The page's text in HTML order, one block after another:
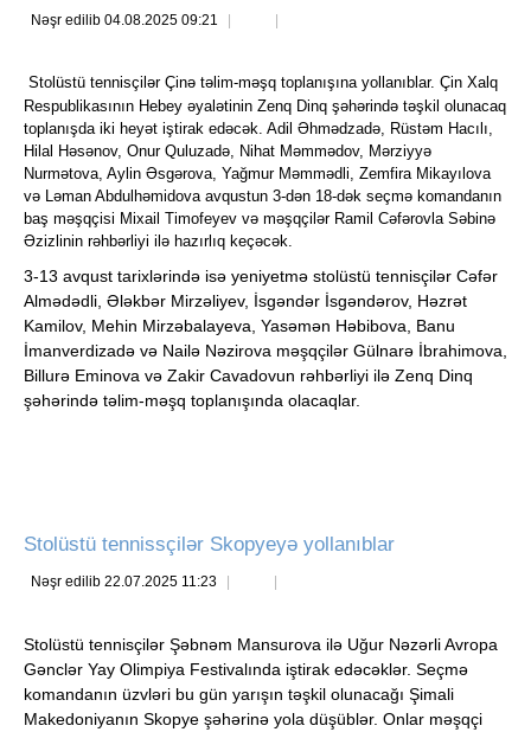
Nəşr edilib 04.08.2025 09:21
Stolüstü tennisçilər Çinə təlim-məşq toplanışına yollanıblar. Çin Xalq
Respublikasının Hebey əyalətinin Zenq Dinq şəhərində təşkil olunacaq
toplanışda iki heyət iştirak edəcək. Adil Əhmədzadə, Rüstəm Hacılı,
Hilal Həsənov, Onur Quluzadə, Nihat Məmmədov, Mərziyyə
Nurmətova, Aylin Əsgərova, Yağmur Məmmədli, Zemfira Mikayılova
və Ləman Abdulhəmidova avqustun 3-dən 18-dək seçmə komandanın
baş məşqçisi Mixail Timofeyev və məşqçilər Ramil Cəfərovla Səbinə
Əzizlinin rəhbərliyi ilə hazırlıq keçəcək.
3-13 avqust tarixlərində isə yeniyetmə stolüstü tennisçilər Cəfər
Almədədli, Ələkbər Mirzəliyev, İsgəndər İsgəndərov, Həzrət
Kamilov, Mehin Mirzəbalayeva, Yasəmən Həbibova, Banu
İmanverdizadə və Nailə Nəzirova məşqçilər Gülnarə İbrahimova,
Billurə Eminova və Zakir Cavadovun rəhbərliyi ilə Zenq Dinq
şəhərində təlim-məşq toplanışında olacaqlar.
Stolüstü tennissçilər Skopyeyə yollanıblar
Nəşr edilib 22.07.2025 11:23
Stolüstü tennisçilər Şəbnəm Mansurova ilə Uğur Nəzərli Avropa
Gənclər Yay Olimpiya Festivalında iştirak edəcəklər. Seçmə
komandanın üzvləri bu gün yarışın təşkil olunacağı Şimali
Makedoniyanın Skopye şəhərinə yola düşüblər. Onlar məşqçi